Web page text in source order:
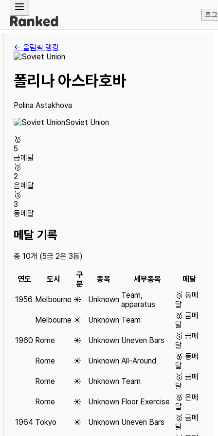
로
← 올림픽 랭킹
폴리나 아스타호바
Polina Astakhova
Soviet Union
🥇
5
금메달
🥈
2
은메달
🥉
3
동메달
메달 기록
총 10개 (5금 2은 3동)
연도 도시
구
분
종목 세부종목 메달
1956 Melbourne ☀️ Unknown Team,
apparatus
🥉 동메
달
Melbourne ☀️ Unknown Team 🥇 금메
달
1960 Rome ☀️ Unknown Uneven Bars 🥇 금메
달
Rome
☀️ Unknown All-Around 🥉 동메
달
Rome
☀️ Unknown Team 🥇 금메
달
Rome
☀️ Unknown Floor Exercise 🥈 은메
달
1964 Tokyo ☀️ Unknown Uneven Bars 🥇 금메
달